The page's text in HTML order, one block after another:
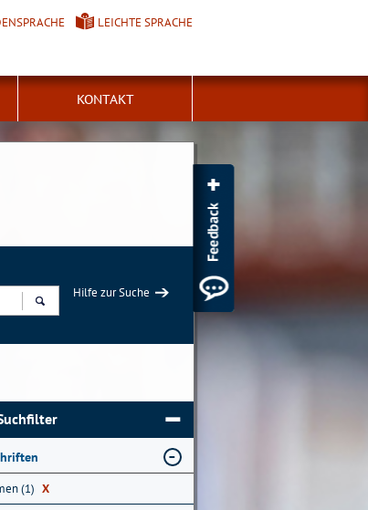
LEICHTE SPRACHE
KONTAKT
Hilfe zur Suche
(1) X